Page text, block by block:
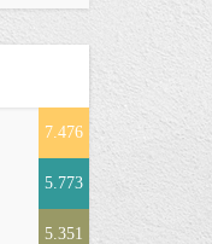
7.476
5.773
5.351